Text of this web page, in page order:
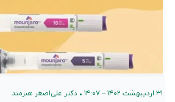
۳۱ اردیبهشت ۱۴۰۲ – ۱۴:۰۷ • دکتر علی‌اصغر هنرمند